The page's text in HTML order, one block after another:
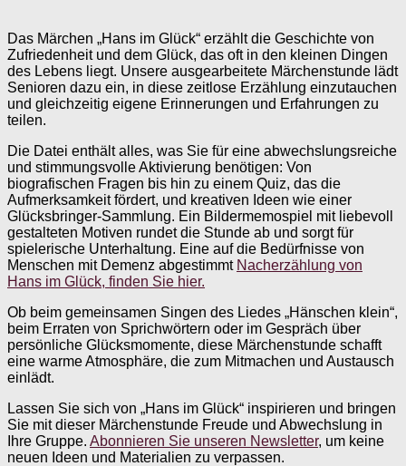
Das Märchen „Hans im Glück“ erzählt die Geschichte von
Zufriedenheit und dem Glück, das oft in den kleinen Dingen
des Lebens liegt. Unsere ausgearbeitete Märchenstunde lädt
Senioren dazu ein, in diese zeitlose Erzählung einzutauchen
und gleichzeitig eigene Erinnerungen und Erfahrungen zu
teilen.
Die Datei enthält alles, was Sie für eine abwechslungsreiche
und stimmungsvolle Aktivierung benötigen: Von
biografischen Fragen bis hin zu einem Quiz, das die
Aufmerksamkeit fördert, und kreativen Ideen wie einer
Glücksbringer-Sammlung. Ein Bildermemospiel mit liebevoll
gestalteten Motiven rundet die Stunde ab und sorgt für
spielerische Unterhaltung. Eine auf die Bedürfnisse von
Menschen mit Demenz abgestimmt Nacherzählung von
Hans im Glück, finden Sie hier.
Ob beim gemeinsamen Singen des Liedes „Hänschen klein“,
beim Erraten von Sprichwörtern oder im Gespräch über
persönliche Glücksmomente, diese Märchenstunde schafft
eine warme Atmosphäre, die zum Mitmachen und Austausch
einlädt.
Lassen Sie sich von „Hans im Glück“ inspirieren und bringen
Sie mit dieser Märchenstunde Freude und Abwechslung in
Ihre Gruppe. Abonnieren Sie unseren Newsletter, um keine
neuen Ideen und Materialien zu verpassen.